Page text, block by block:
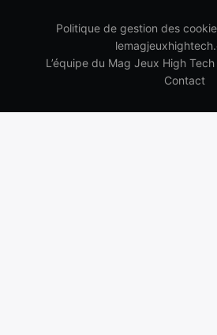
Politique de gestion des
L’équipe du Mag Jeux High Tech
Contact